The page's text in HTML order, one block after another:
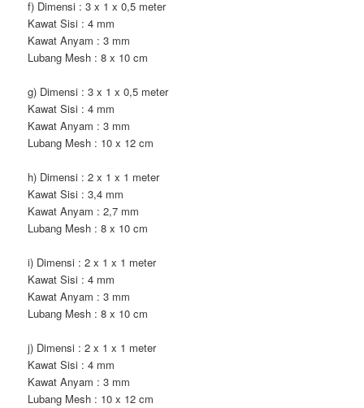
f) Dimensi : 3 x 1 x 0,5 meter
Kawat Sisi : 4 mm
Kawat Anyam : 3 mm
Lubang Mesh : 8 x 10 cm
g) Dimensi : 3 x 1 x 0,5 meter
Kawat Sisi : 4 mm
Kawat Anyam : 3 mm
Lubang Mesh : 10 x 12 cm
h) Dimensi : 2 x 1 x 1 meter
Kawat Sisi : 3,4 mm
Kawat Anyam : 2,7 mm
Lubang Mesh : 8 x 10 cm
i) Dimensi : 2 x 1 x 1 meter
Kawat Sisi : 4 mm
Kawat Anyam : 3 mm
Lubang Mesh : 8 x 10 cm
j) Dimensi : 2 x 1 x 1 meter
Kawat Sisi : 4 mm
Kawat Anyam : 3 mm
Lubang Mesh : 10 x 12 cm